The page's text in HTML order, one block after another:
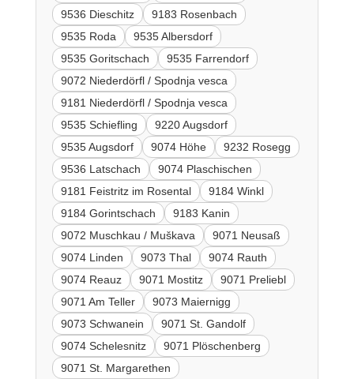
9536 Dieschitz
9183 Rosenbach
9535 Roda
9535 Albersdorf
9535 Goritschach
9535 Farrendorf
9072 Niederdörfl / Spodnja vesca
9181 Niederdörfl / Spodnja vesca
9535 Schiefling
9220 Augsdorf
9535 Augsdorf
9074 Höhe
9232 Rosegg
9536 Latschach
9074 Plaschischen
9181 Feistritz im Rosental
9184 Winkl
9184 Gorintschach
9183 Kanin
9072 Muschkau / Muškava
9071 Neusaß
9074 Linden
9073 Thal
9074 Rauth
9074 Reauz
9071 Mostitz
9071 Preliebl
9071 Am Teller
9073 Maiernigg
9073 Schwanein
9071 St. Gandolf
9074 Schelesnitz
9071 Plöschenberg
9071 St. Margarethen